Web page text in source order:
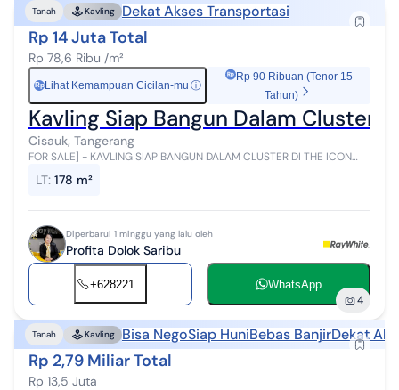
Tanah Kavling Dekat Akses Transportasi
Rp 14 Juta Total
Rp 78,6 Ribu /m²
Rp Lihat Kemampuan Cicilan-mu ⓘ
Rp 90 Ribuan (Tenor 15
Tahun)
Kavling Siap Bangun Dalam Cluster
Cisauk, Tangerang
FOR SALE] - KAVLING SIAP BANGUN DALAM CLUSTER DI THE ICON
LT: 178 m2 Lebar : ...
LT: 178 m²
Diperbarui 1 minggu yang lalu oleh
Profita Dolok Saribu
+628221... WhatsApp
4
Tanah Kavling Bisa NegoSiap HuniBebas BanjirDekat
Rp 2,79 Miliar Total
Rp 13,5 Juta